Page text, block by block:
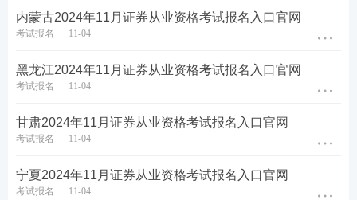
第三步：阅读承诺书，勾选“我已阅读并承诺”，进行
下一步。
内蒙古2024年11月证券从业资格考试报名入口官网
考试报名 11-04
黑龙江2024年11月证券从业资格考试报名入口官网
考试报名 11-04
甘肃2024年11月证券从业资格考试报名入口官网
考试报名 11-04
宁夏2024年11月证券从业资格考试报名入口官网
考试报名 11-04